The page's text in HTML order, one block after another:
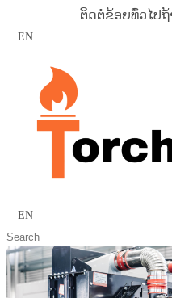
ຕິດຕໍ່ຂ້ອຍທົ່ວໄປ
EN
EN